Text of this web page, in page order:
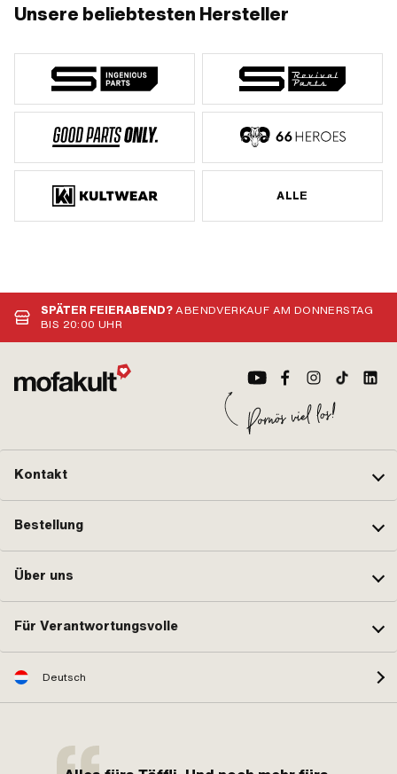
Unsere beliebtesten Hersteller
ALLE
SPÄTER FEIERABEND?ABENDVERKAUF AM DONNERSTAG
BIS 20:00 UHR
Kontakt
Bestellung
Über uns
Für Verantwortungsvolle
Deutsch